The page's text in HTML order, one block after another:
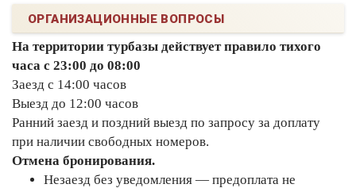
ОРГАНИЗАЦИОННЫЕ ВОПРОСЫ
На территории турбазы действует правило тихого
часа с 23:00 до 08:00
Заезд с 14:00 часов
Выезд до 12:00 часов
Ранний заезд и поздний выезд по запросу за доплату
при наличии свободных номеров.
Отмена бронирования.
Незаезд без уведомления — предоплата не